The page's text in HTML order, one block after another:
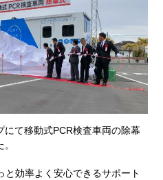
て移動式PCR検査車両の除幕
と効率よく安心できるサポート